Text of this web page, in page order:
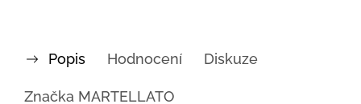
Popis Hodnocení Diskuze
Značka MARTELLATO